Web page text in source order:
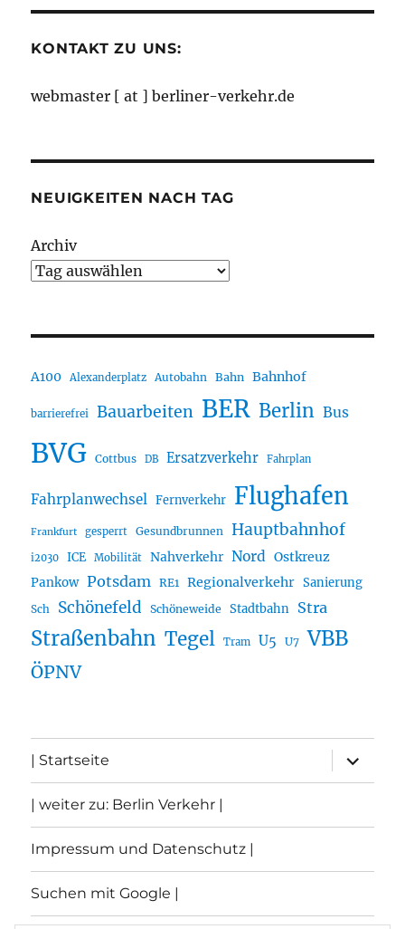
KONTAKT ZU UNS:
webmaster [ at ] berliner-verkehr.de
NEUIGKEITEN NACH TAG
Archiv
A100 Alexanderplatz Autobahn Bahn Bahnhof
barrierefrei Bauarbeiten BER Berlin Bus
BVG Cottbus DB Ersatzverkehr Fahrplan
Fahrplanwechsel Fernverkehr Flughafen
Frankfurt gesperrt Gesundbrunnen Hauptbahnhof
i2030 ICE Mobilität Nahverkehr Nord Ostkreuz
Pankow Potsdam RE1 Regionalverkehr Sanierung
Sch Schönefeld Schöneweide Stadtbahn Stra
Straßenbahn Tegel Tram U5 U7 VBB
ÖPNV
| Startseite
öffnen
| weiter zu: Berlin Verkehr |
Impressum und Datenschutz |
Suchen mit Google |